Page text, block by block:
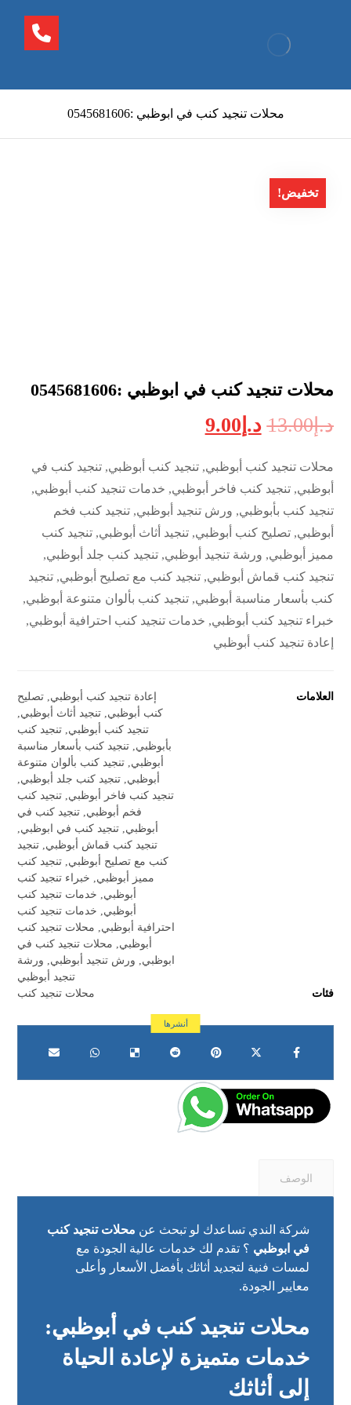
محلات تنجيد كنب في ابوظبي :0545681606
تخفيض!
محلات تنجيد كنب في ابوظبي :0545681606
د.إ13.00 د.إ 9.00
محلات تنجيد كنب أبوظبي, تنجيد كنب أبوظبي, تنجيد كنب في
أبوظبي, تنجيد كنب فاخر أبوظبي, خدمات تنجيد كنب أبوظبي,
تنجيد كنب بأبوظبي, ورش تنجيد أبوظبي, تنجيد كنب فخم
أبوظبي, تصليح كنب أبوظبي, تنجيد أثاث أبوظبي, تنجيد كنب
مميز أبوظبي, ورشة تنجيد أبوظبي, تنجيد كنب جلد أبوظبي,
تنجيد كنب قماش أبوظبي, تنجيد كنب مع تصليح أبوظبي, تنجيد
كنب بأسعار مناسبة أبوظبي, تنجيد كنب بألوان متنوعة أبوظبي,
خبراء تنجيد كنب أبوظبي, خدمات تنجيد كنب احترافية أبوظبي,
إعادة تنجيد كنب أبوظبي
العلامات إعادة تنجيد كنب أبوظبي تصليح
كنب أبوظبي تنجيد أثاث أبوظبي
تنجيد كنب أبوظبي تنجيد كنب
بأبوظبي تنجيد كنب بأسعار مناسبة
أبوظبي تنجيد كنب بألوان متنوعة
أبوظبي تنجيد كنب جلد أبوظبي
تنجيد كنب فاخر أبوظبي تنجيد كنب
فخم أبوظبي تنجيد كنب في
أبوظبي تنجيد كنب في ابوظبي
تنجيد كنب قماش أبوظبي تنجيد
كنب مع تصليح أبوظبي تنجيد كنب
مميز أبوظبي
خبراء تنجيد كنب
أبوظبي
خدمات تنجيد كنب
أبوظبي
خدمات تنجيد كنب
احترافية أبوظبي
محلات تنجيد كنب
أبوظبي
محلات تنجيد كنب في
ابوظبي
ورش تنجيد أبوظبي
ورشة
تنجيد أبوظبي
فئات
محلات تنجيد كنب
الوصف
شركة الندي تساعدك لو تبحث عن محلات تنجيد كنب
في ابوظبي ؟ تقدم لك خدمات عالية الجودة مع
لمسات فنية لتجديد أثاثك بأفضل الأسعار وأعلى
معايير الجودة.
محلات تنجيد كنب في أبوظبي:
خدمات متميزة لإعادة الحياة
إلى أثاثك